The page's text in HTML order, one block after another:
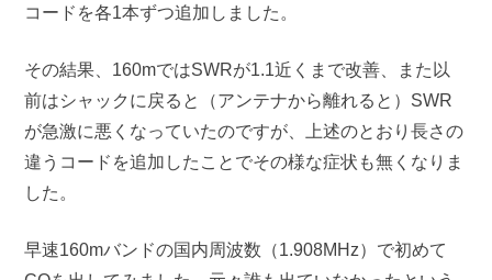
コードを各1本ずつ追加しました。
その結果、160mではSWRが1.1近くまで改善、また以
前はシャックに戻ると（アンテナから離れると）SWR
が急激に悪くなっていたのですが、上述のとおり長さの
違うコードを追加したことでその様な症状も無くなりま
した。
早速160mバンドの国内周波数（1.908MHz）で初めて